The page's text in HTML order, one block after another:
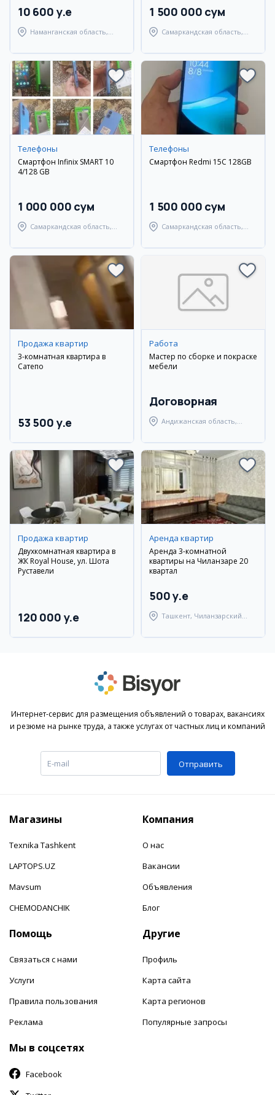
10 600 y.e
Наманганская область,
1 500 000 сум
Самаркандская область,
Телефоны
Смартфон Infinix SMART 10
4/128 GB
1 000 000 сум
Самаркандская область,
Телефоны
Смартфон Redmi 15C 128GB
1 500 000 сум
Самаркандская область,
Продажа квартир
3-комнатная квартира в
Сатепо
53 500 y.e
Работа
Мастер по сборке и покраске
мебели
Договорная
Андижанская область,
Продажа квартир
Двухкомнатная квартира в
ЖК Royal House, ул. Шота
Руставели
120 000 y.e
Аренда квартир
Аренда 3-комнатной
квартиры на Чиланзаре 20
квартал
500 y.e
Ташкент, Чиланзарский
Интернет-сервис для размещения объявлений о товарах, вакансиях
и резюме на рынке труда, а также услугах от частных лиц и компаний
Отправить
Магазины
Texnika Tashkent
LAPTOPS.UZ
Mavsum
CHEMODANCHIK
Компания
О нас
Вакансии
Объявления
Блог
Помощь
Связаться с нами
Услуги
Правила пользования
Реклама
Другие
Профиль
Карта сайта
Карта регионов
Популярные запросы
Мы в соцсетях
Facebook